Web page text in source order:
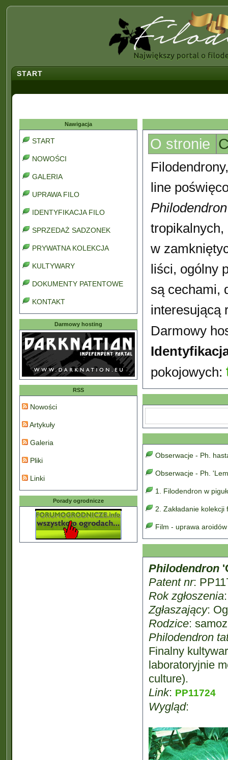
START
Nawigacja
START
NOWOŚCI
GALERIA
UPRAWA FILO
IDENTYFIKACJA FILO
SPRZEDAŻ SADZONEK
PRYWATNA KOLEKCJA
KULTYWARY
DOKUMENTY PATENTOWE
KONTAKT
Darmowy hosting
RSS
Nowości
Artykuły
Galeria
Pliki
Linki
Porady ogrodnicze
O stronie
line
Philodendron
tropikalnych,
w
liści, ogólny
są cechami,
interesującą
Darmowy
pokojowych:
Obserwacje - Ph.
Obserwacje - Ph.
1. Filodendron w
2. Zakładanie
Film - uprawa
Philodendron
Patent nr:
Rok zgłoszenia
Zgłaszający:
Rodzice:
Philodendron
Finalny
laboratoryjnie
culture).
Link: PP11724
Wygląd: